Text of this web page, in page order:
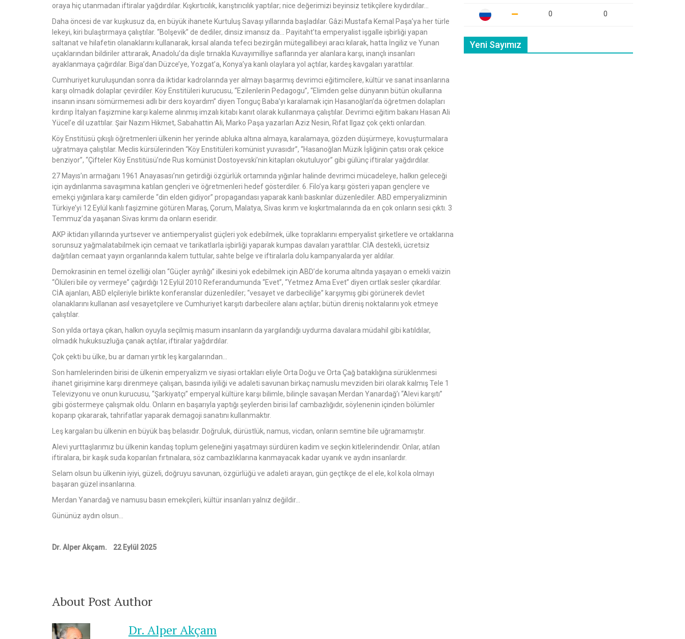
oraya hiç utanmadan iftiralar yağdırdılar. Kışkırtıcılık, karıştırıcılık yaptılar; nice değerimizi beyinsiz tetikçilere kıydırdılar…
Daha öncesi de var kuşkusuz da, en büyük ihanete Kurtuluş Savaşı yıllarında başladılar. Gâzi Mustafa Kemal Paşa’ya her türle
lekeyi, kiri bulaştırmaya çalıştılar. “Bolşevik” de dediler, dinsiz imansız da… Payitaht’ta emperyalist işgalle işbirliği yapan
saltanat ve hilafetin olanaklarını kullanarak, kırsal alanda tefeci bezirgân mütegallibeyi aracı kılarak, hatta İngiliz ve Yunan
uçaklarından bildiriler attırarak, Anadolu’da dişle tırnakla Kuvayımilliye saflarında yer alanlara karşı, inançlı insanları
ayaklanmaya çağırdılar. Biga’dan Düzce’ye, Yozgat’a, Konya’ya kanlı olaylara yol açtılar, kardeş kavgaları yarattılar.
Cumhuriyet kuruluşundan sonra da iktidar kadrolarında yer almayı başarmış devrimci eğitimcilere, kültür ve sanat insanlarına
karşı olmadık dolaplar çevirdiler. Köy Enstitüleri kurucusu, “Ezilenlerin Pedagogu”, “Elimden gelse dünyanın bütün okullarına
insanın insanı sömürmemesi adlı bir ders koyardım” diyen Tonguç Baba’yı karalamak için Hasanoğlan’da öğretmen dolapları
kırdırıp İtalyan faşizmine karşı kaleme alınmış imzalı kitabı kanıt olarak kullanmaya çalıştılar. Devrimci eğitim bakanı Hasan Ali
Yücel’e dil uzattılar. Şair Nazım Hikmet, Sabahattin Ali, Marko Paşa yazarları Aziz Nesin, Rıfat Ilgaz çok çekti onlardan.
Köy Enstitüsü çıkışlı öğretmenleri ülkenin her yerinde abluka altına almaya, karalamaya, gözden düşürmeye, kovuşturmalara
uğratmaya çalıştılar. Meclis kürsülerinden “Köy Enstitüleri komünist yuvasıdır”, “Hasanoğlan Müzik İşliğinin çatısı orak çekice
benziyor”, “Çifteler Köy Enstitüsü’nde Rus komünist Dostoyevski’nin kitapları okutuluyor” gibi gülünç iftiralar yağdırdılar.
27 Mayıs’ın armağanı 1961 Anayasası’nın getirdiği özgürlük ortamında yığınlar halinde devrimci mücadeleye, halkın geleceği
için aydınlanma savaşımına katılan gençleri ve öğretmenleri hedef gösterdiler. 6. Filo’ya karşı gösteri yapan gençlere ve
emekçi yığınlara karşı camilerde “din elden gidiyor” propagandası yaparak kanlı baskınlar düzenlediler. ABD emperyalizminin
Türkiye’yi 12 Eylül kanlı faşizmine götüren Maraş, Çorum, Malatya, Sivas kırım ve kışkırtmalarında da en çok onların sesi çıktı. 3
Temmuz’da yaşanan Sivas kırımı da onların eseridir.
AKP iktidarı yıllarında yurtsever ve antiemperyalist güçleri yok edebilmek, ülke topraklarını emperyalist şirketlere ve ortaklarına
sorunsuz yağmalatabilmek için cemaat ve tarikatlarla işbirliği yaparak kumpas davaları yarattılar. CİA destekli, ücretsiz
dağıtılan cemaat yayın organlarında kalem tuttular, sahte belge ve iftiralarla dolu kampanyalarda yer aldılar.
Demokrasinin en temel özelliği olan “Güçler ayrılığı” ilkesini yok edebilmek için ABD’de koruma altında yaşayan o emekli vaizin
“Ölüleri bile oy vermeye” çağırdığı 12 Eylül 2010 Referandumunda “Evet”, “Yetmez Ama Evet” diyen cırtlak sesler çıkardılar.
CİA ajanları, ABD elçileriyle birlikte konferanslar düzenlediler; “vesayet ve darbeciliğe” karşıymış gibi görünerek devlet
olanaklarını kullanan asıl vesayetçilere ve Cumhuriyet karşıtı darbecilere alanı açtılar; bütün direniş noktalarını yok etmeye
çalıştılar.
Son yılda ortaya çıkan, halkın oyuyla seçilmiş masum insanların da yargılandığı uydurma davalara müdahil gibi katıldılar,
olmadık hukuksuzluğa çanak açtılar, iftiralar yağdırdılar.
Çok çekti bu ülke, bu ar damarı yırtık leş kargalarından…
Son hamlelerinden birisi de ülkenin emperyalizm ve siyasi ortakları eliyle Orta Doğu ve Orta Çağ bataklığına sürüklenmesi
ihanet girişimine karşı direnmeye çalışan, basında iyiliği ve adaleti savunan birkaç namuslu mevziden biri olarak kalmış Tele 1
Televizyonu ve onun kurucusu, “Şarkiyatçı” emperyal kültüre karşı bilimle, bilinçle savaşan Merdan Yanardağ’ı “Alevi karşıtı”
gibi göstermeye çalışmak oldu. Onların en başarıyla yaptığı şeylerden birisi laf cambazlığıdır, söylenenin içinden bölümler
koparıp çıkararak, tahrifatlar yaparak demagoji sanatını kullanmaktır.
Leş kargaları bu ülkenin en büyük baş belasıdır. Doğruluk, dürüstlük, namus, vicdan, onların semtine bile uğramamıştır.
Alevi yurttaşlarımız bu ülkenin kandaş toplum geleneğini yaşatmayı sürdüren kadim ve seçkin kitlelerindendir. Onlar, atılan
iftiralara, bir kaşık suda koparılan fırtınalara, söz cambazlıklarına kanmayacak kadar uyanık ve aydın insanlardır.
Selam olsun bu ülkenin iyiyi, güzeli, doğruyu savunan, özgürlüğü ve adaleti arayan, gün geçtikçe de el ele, kol kola olmayı
başaran güzel insanlarına.
Merdan Yanardağ ve namusu basın emekçileri, kültür insanları yalnız değildir…
Gününüz aydın olsun…
Dr. Alper Akçam. 22 Eylül 2025
About Post Author
Dr. Alper Akçam
0 0
Yeni Sayımız